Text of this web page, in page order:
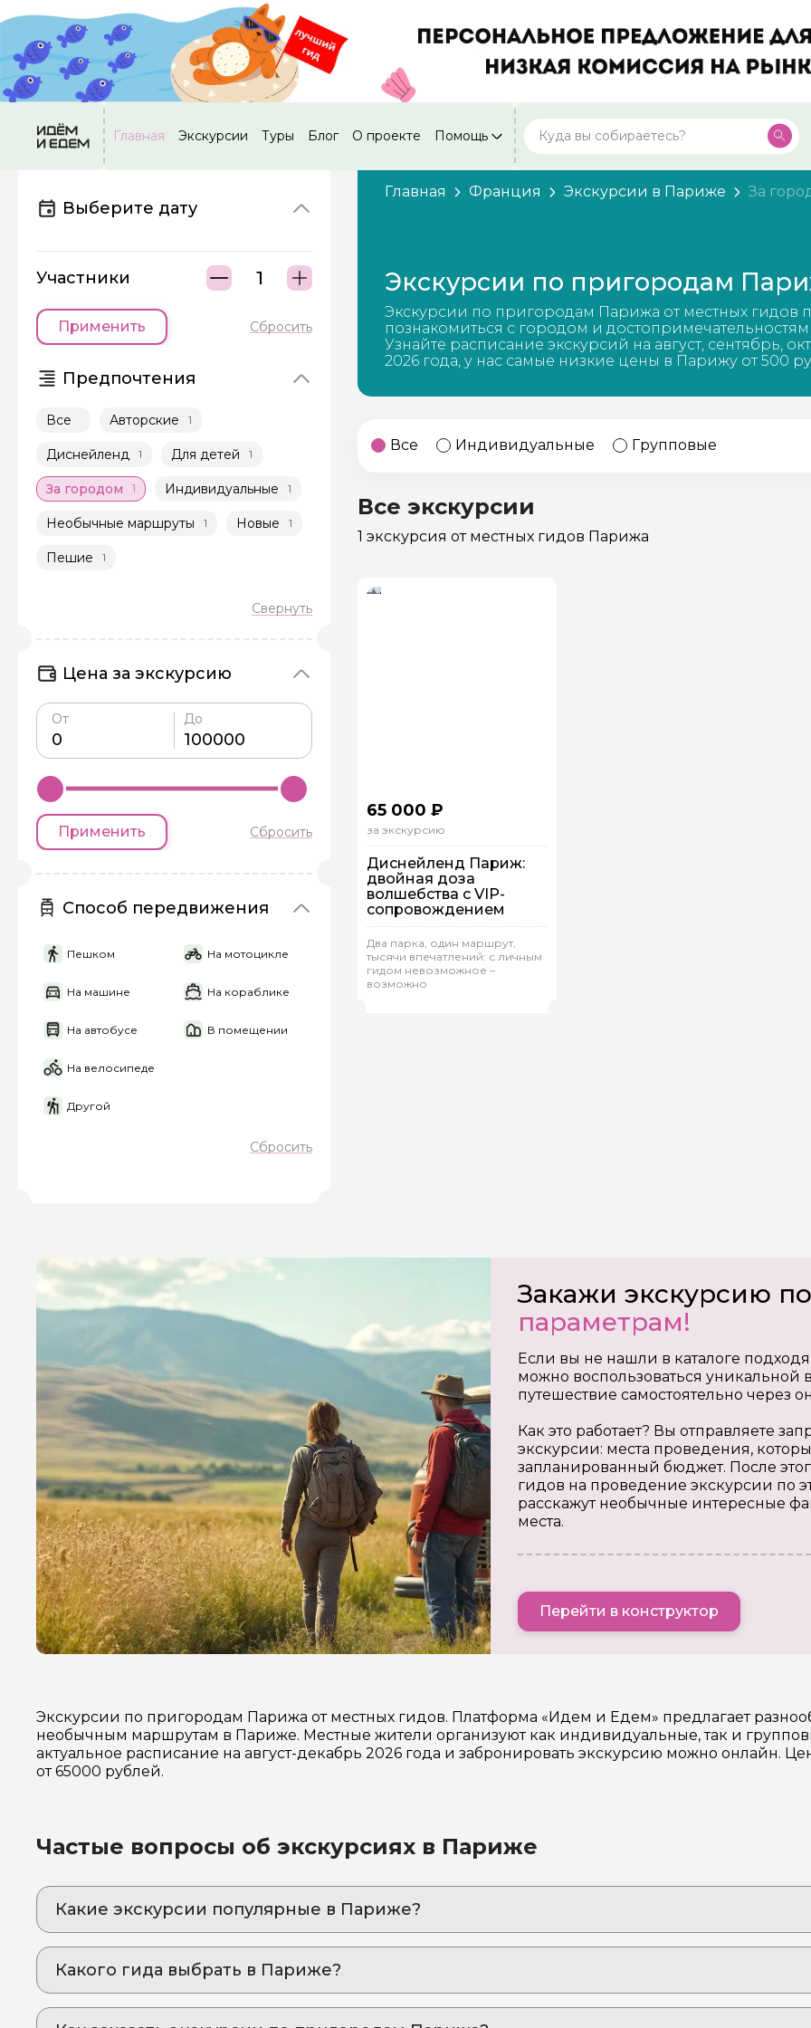
Главная Экскурсии Туры Блог О проекте Помощь
Москва
Россия
Россия
Калининград
Россия
28 экскурсий
Кисловодск
Россия
20 экскурсий
Дербент
Посмотреть все города
Выберите дату
Участники
Применить Сбросить
Предпочтения
Все Авторские 1
Диснейленд 1 Для детей 1
За городом 1 Индивидуальные 1
Необычные маршруты 1 Новые 1
Пешие 1
Цена за экскурсию
От До
Применить Сбросить
Способ передвижения
Пешком На мотоцикле
На машине На кораблике
На автобусе В помещении
На велосипеде
Другой
Сбросить
Главная Франция Экскурсии в Париже За
Экскурсии по пригородам
Экскурсии по пригородам Парижа от местных гидов
познакомиться с городом и
Узнайте расписание экскурсий на август, сентябрь,
2026 года, у нас самые низкие цены в Парижу от 500
Все Индивидуальные Групповые
Все экскурсии
1 экскурсия от местных гидов Парижа
65 000 ₽
за экскурсию
Диснейленд Париж:
двойная доза
волшебства с VIP-
сопровождением
Два парка, один маршрут,
тысячи впечатлений: с личным
гидом невозможное –
возможно
Индивидуальная
Пешком
Закажи экскурсию
параметрам!
Если вы не нашли в каталоге
можно воспользоваться уникальной
путешествие самостоятельно через
Как это работает? Вы отправляете
экскурсии: места проведения,
запланированный бюджет. После
гидов на проведение экскурсии по
расскажут необычные интересные
места.
Перейти в конструктор
Экскурсии по пригородам Парижа от местных гидов. Платформа «Идем и Едем» предлагает
необычным маршрутам в Париже. Местные жители организуют как индивидуальные, так и
актуальное расписание на август-декабрь 2026 года и забронировать экскурсию можно онлайн.
от 65000 рублей.
Частые вопросы об экскурсиях в Париже
Какие экскурсии популярные в Париже?
Какого гида выбрать в Париже?
Задайте свой вопрос гиду
Если у вас есть интересующие вопросы, можете их задать